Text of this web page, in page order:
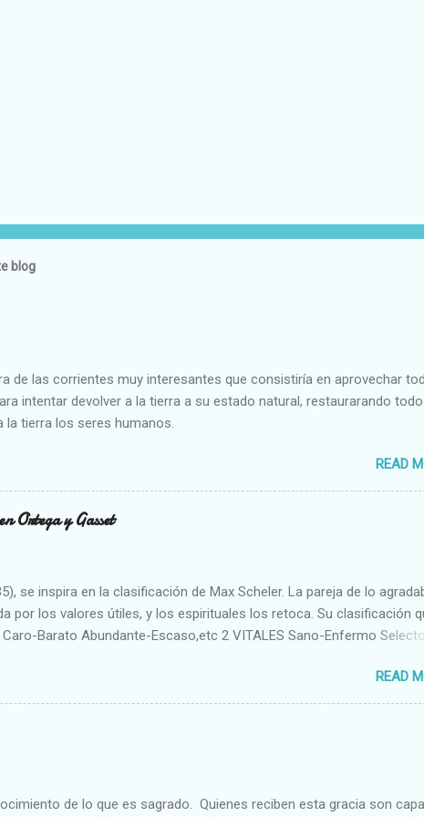
blog
de las corrientes muy interesantes que consistiría en aprovechar
intentar devolver a la tierra a su estado natural, restaurarando
la tierra los seres humanos.
READ
Ortega y Gasset
se inspira en la clasificación de Max Scheler. La pareja de lo
por los valores útiles, y los espirituales los retoca. Su clasificación
Barato Abundante-Escaso,etc 2 VITALES Sano-Enfermo
b) Morales Bueno-malo Bondadoso-malvado Justo-Injusto
Desleal,etc. d) Estéticos Bello-Feo Gracioso-Tosco Elegante-
Santo-Pr...
READ
de lo que es sagrado. Quienes reciben esta gracia son